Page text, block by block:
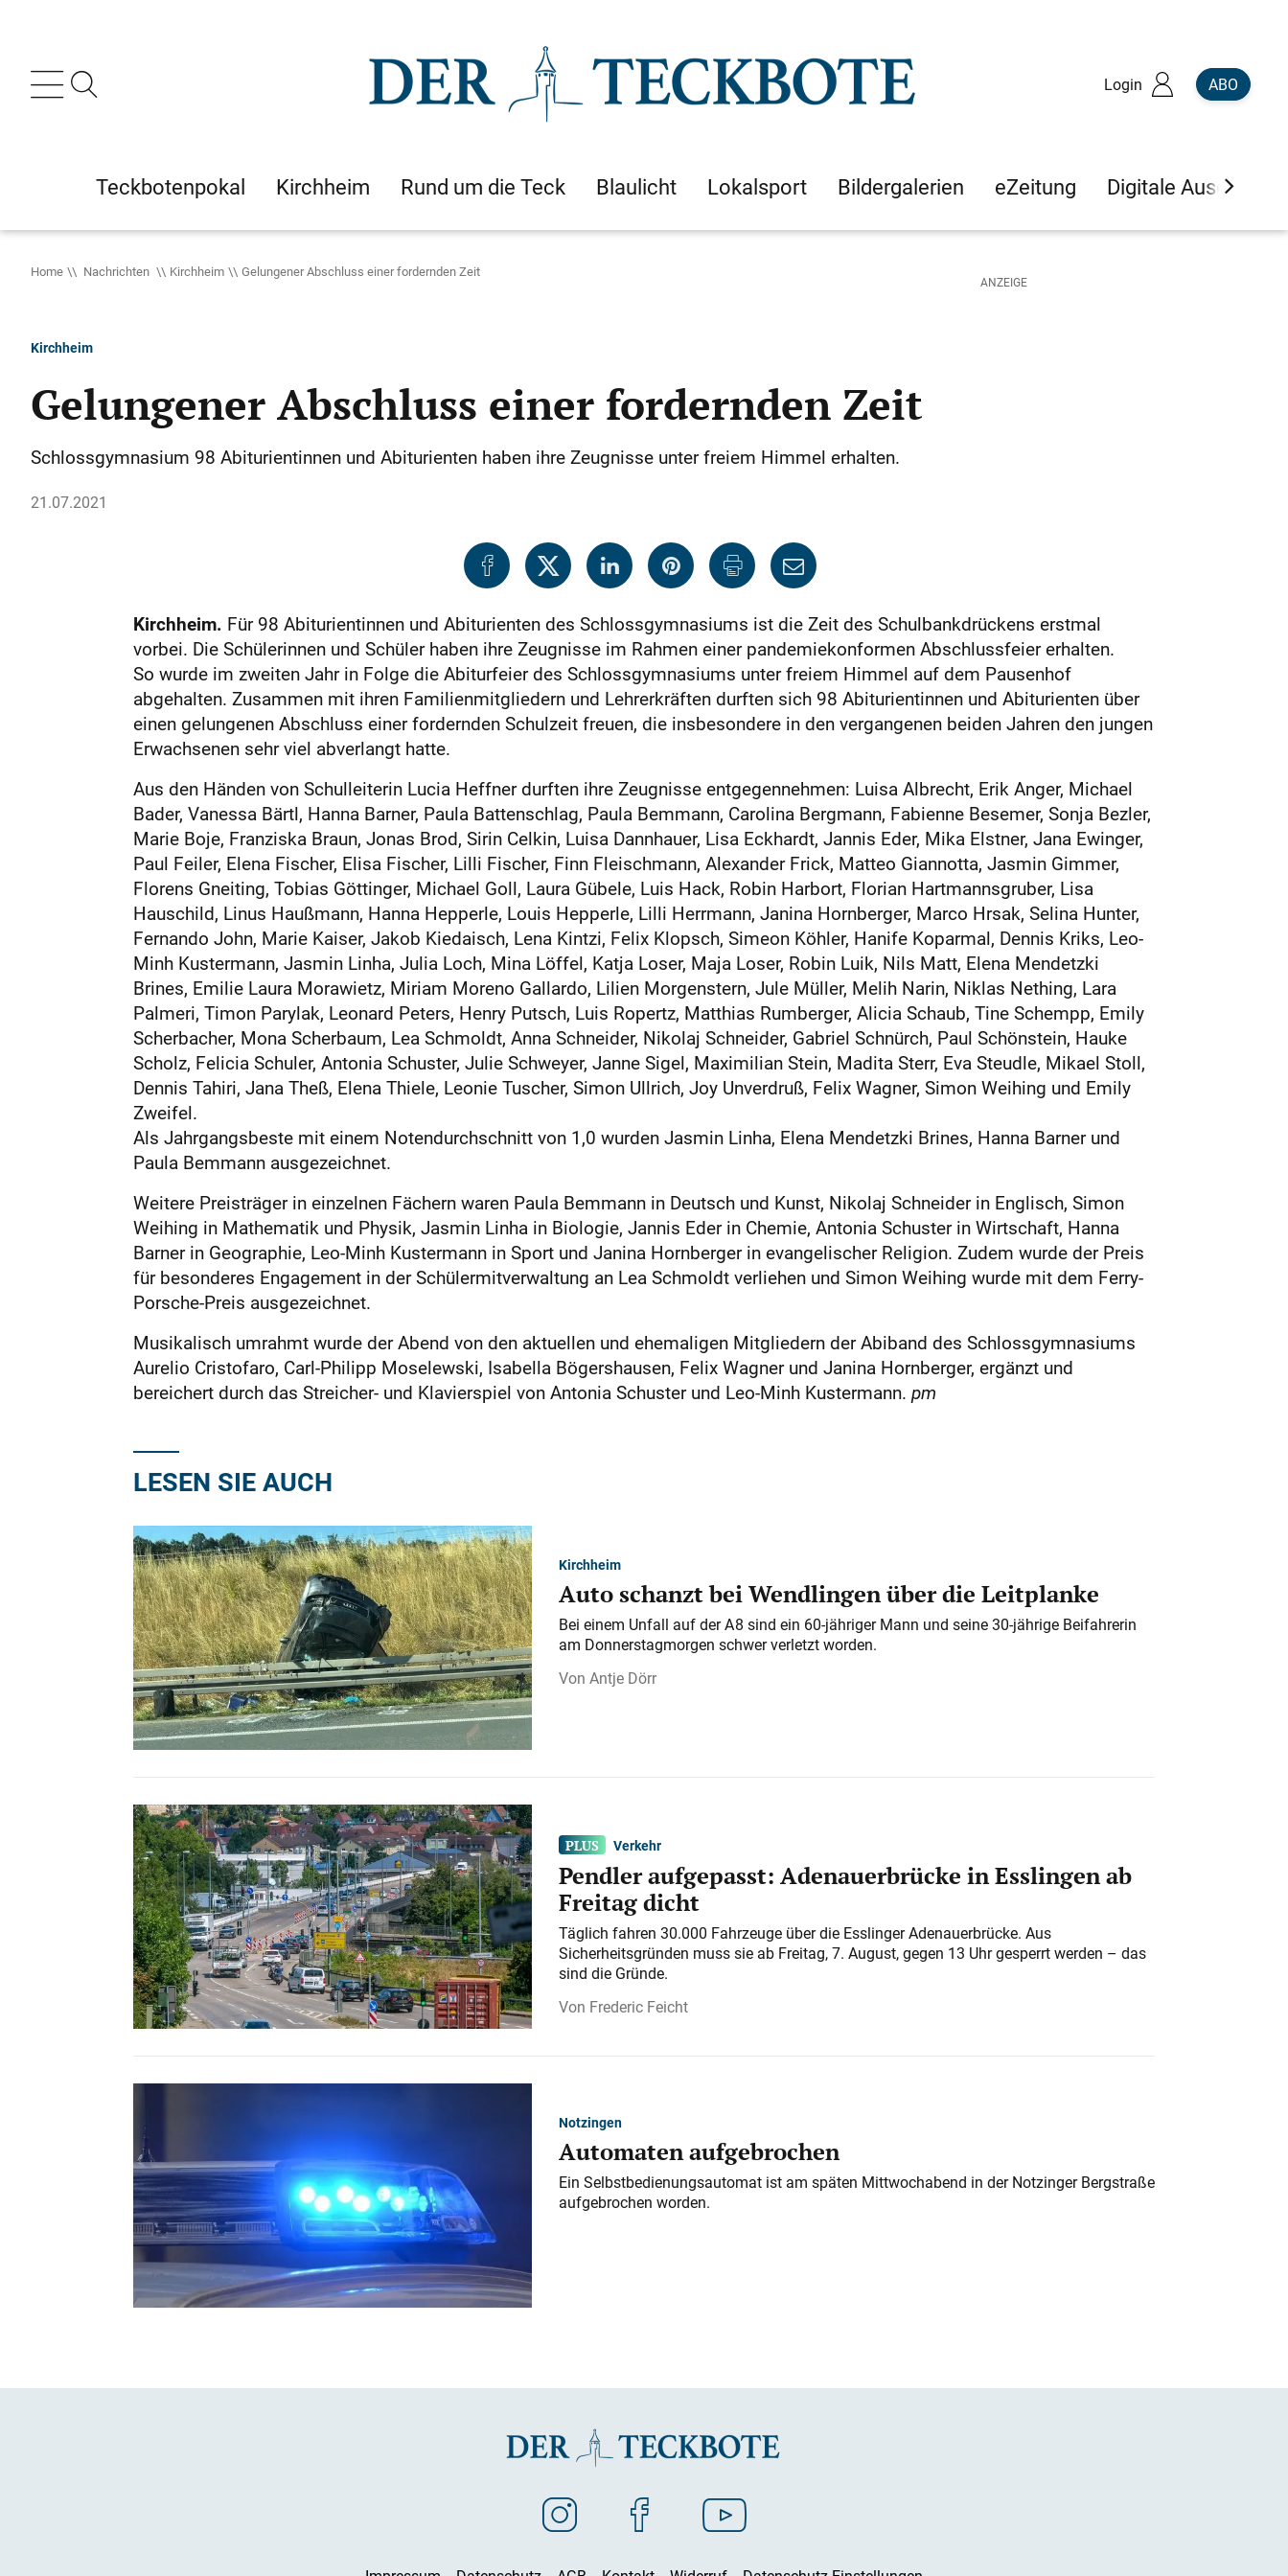
Login ABO
Teckbotenpokal Kirchheim Rund um die Teck Blaulicht Lokalsport Bildergalerien eZeitung Digitale Ausgaben
Home Nachrichten Kirchheim Gelungener Abschluss einer fordernden Zeit
Kirchheim
Gelungener Abschluss einer fordernden Zeit
Schlossgymnasium 98 Abiturientinnen und Abiturienten haben ihre Zeugnisse unter freiem Himmel erhalten.
21.07.2021
Kirchheim. Für 98 Abiturientinnen und Abiturienten des Schlossgymnasiums ist die Zeit des Schulbankdrückens erstmal
vorbei. Die Schülerinnen und Schüler haben ihre Zeugnisse im Rahmen einer pandemiekonformen Abschlussfeier erhalten.
So wurde im zweiten Jahr in Folge die Abiturfeier des Schlossgymnasiums unter freiem Himmel auf dem Pausenhof
abgehalten. Zusammen mit ihren Familienmitgliedern und Lehrerkräften durften sich 98 Abiturientinnen und Abiturienten über
einen gelungenen Abschluss einer fordernden Schulzeit freuen, die insbesondere in den vergangenen beiden Jahren den jungen
Erwachsenen sehr viel abverlangt hatte.
Aus den Händen von Schulleiterin Lucia Heffner durften ihre Zeugnisse entgegennehmen: Luisa Albrecht, Erik Anger, Michael
Bader, Vanessa Bärtl, Hanna Barner, Paula Battenschlag, Paula Bemmann, Carolina Bergmann, Fabienne Besemer, Sonja Bezler,
Marie Boje, Franziska Braun, Jonas Brod, Sirin Celkin, Luisa Dannhauer, Lisa Eckhardt, Jannis Eder, Mika Elstner, Jana Ewinger,
Paul Feiler, Elena Fischer, Elisa Fischer, Lilli Fischer, Finn Fleischmann, Alexander Frick, Matteo Giannotta, Jasmin Gimmer,
Florens Gneiting, Tobias Göttinger, Michael Goll, Laura Gübele, Luis Hack, Robin Harbort, Florian Hartmannsgruber, Lisa
Hauschild, Linus Haußmann, Hanna Hepperle, Louis Hepperle, Lilli Herrmann, Janina Hornberger, Marco Hrsak, Selina Hunter,
Fernando John, Marie Kaiser, Jakob Kiedaisch, Lena Kintzi, Felix Klopsch, Simeon Köhler, Hanife Koparmal, Dennis Kriks, Leo-
Minh Kustermann, Jasmin Linha, Julia Loch, Mina Löffel, Katja Loser, Maja Loser, Robin Luik, Nils Matt, Elena Mendetzki
Brines, Emilie Laura Morawietz, Miriam Moreno Gallardo, Lilien Morgenstern, Jule Müller, Melih Narin, Niklas Nething, Lara
Palmeri, Timon Parylak, Leonard Peters, Henry Putsch, Luis Ropertz, Matthias Rumberger, Alicia Schaub, Tine Schempp, Emily
Scherbacher, Mona Scherbaum, Lea Schmoldt, Anna Schneider, Nikolaj Schneider, Gabriel Schnürch, Paul Schönstein, Hauke
Scholz, Felicia Schuler, Antonia Schuster, Julie Schweyer, Janne Sigel, Maximilian Stein, Madita Sterr, Eva Steudle, Mikael Stoll,
Dennis Tahiri, Jana Theß, Elena Thiele, Leonie Tuscher, Simon Ullrich, Joy Unverdruß, Felix Wagner, Simon Weihing und Emily
Zweifel.
Als Jahrgangsbeste mit einem Notendurchschnitt von 1,0 wurden Jasmin Linha, Elena Mendetzki Brines, Hanna Barner und
Paula Bemmann ausgezeichnet.
Weitere Preisträger in einzelnen Fächern waren Paula Bemmann in Deutsch und Kunst, Nikolaj Schneider in Englisch, Simon
Weihing in Mathematik und Physik, Jasmin Linha in Biologie, Jannis Eder in Chemie, Antonia Schuster in Wirtschaft, Hanna
Barner in Geographie, Leo-Minh Kustermann in Sport und Janina Hornberger in evangelischer Religion. Zudem wurde der Preis
für besonderes Engagement in der Schülermitverwaltung an Lea Schmoldt verliehen und Simon Weihing wurde mit dem Ferry-
Porsche-Preis ausgezeichnet.
Musikalisch umrahmt wurde der Abend von den aktuellen und ehemaligen Mitgliedern der Abiband des Schlossgymnasiums
Aurelio Cristofaro, Carl-Philipp Moselewski, Isabella Bögershausen, Felix Wagner und Janina Hornberger, ergänzt und
bereichert durch das Streicher- und Klavierspiel von Antonia Schuster und Leo-Minh Kustermann. pm
LESEN SIE AUCH
Kirchheim
Auto schanzt bei Wendlingen über die Leitplanke
Bei einem Unfall auf der A 8 sind ein 60-jähriger Mann und seine 30-jährige Beifahrerin
am Donnerstagmorgen schwer verletzt worden.
Antje Dörr
Verkehr
Pendler aufgepasst: Adenauerbrücke in Esslingen ab
Freitag dicht
Täglich fahren 30.000 Fahrzeuge über die Esslinger Adenauerbrücke. Aus
Sicherheitsgründen muss sie ab Freitag, 7. August, gegen 13 Uhr gesperrt werden – das
sind die Gründe.
Frederic Feicht
Notzingen
Automaten aufgebrochen
Ein Selbstbedienungsautomat ist am späten Mittwochabend in der Notzinger Bergstraße
aufgebrochen worden.